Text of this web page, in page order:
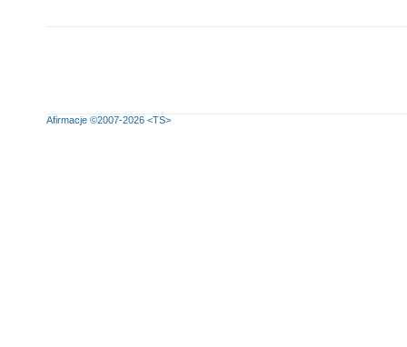
Afirmacje ©2007-2026 <TS>